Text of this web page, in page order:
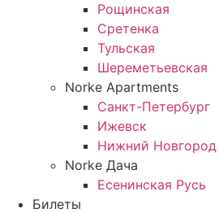
Рощинская
Сретенка
Тульская
Шереметьевская
Norke Apartments
Санкт-Петербург
Ижевск
Нижний Новгород
Norke Дача
Есенинская Русь
Билеты